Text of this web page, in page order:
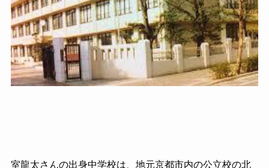
室龍太さんの出身中学校は、地元京都市内の公立校の北